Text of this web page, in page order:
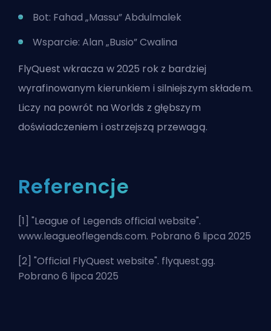
Bot: Fahad „Massu” Abdulmalek
Wsparcie: Alan „Busio” Cwalina
FlyQuest wkracza w 2025 rok z bardziej
wyrafinowanym kierunkiem i silniejszym składem.
Liczy na powrót na Worlds z głębszym
doświadczeniem i ostrzejszą przewagą.
Referencje
[1] "League of Legends official website".
www.leagueoflegends.com. Pobrano 6 lipca 2025
[2] "Official FlyQuest website". flyquest.gg.
Pobrano 6 lipca 2025